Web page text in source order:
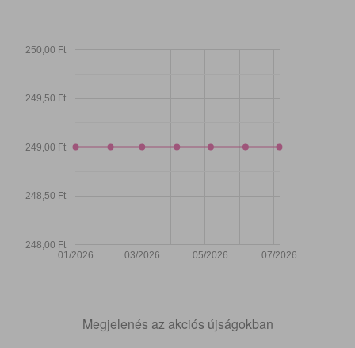
01/2026 03/2026 05/2026 07/2026
248,00 Ft
248,50 Ft
249,00 Ft
249,50 Ft
250,00 Ft
Megjelenés az akciós újságokban